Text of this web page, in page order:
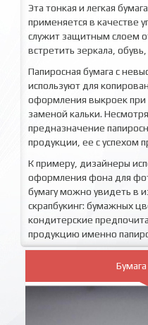
Эта тонкая и легкая
применяется в качестве
служит защитным слоем
встретить зеркала,
Папиросная бумага с
используют для
оформления выкроек
заменой кальки.
предназначение
продукции, ее с успехом
К примеру, дизайнеры
оформления фона для
бумагу можно увидеть в
скрапбукинг: бумажных
кондитерские
продукцию именно